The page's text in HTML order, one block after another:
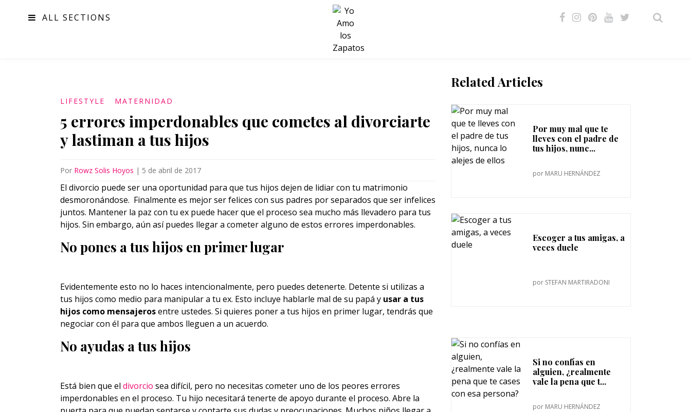
ALL SECTIONS
SALUD
LIFESTYLE MATERNIDAD
5 errores imperdonables que cometes al divorciarte
y lastiman a tus hijos
Por Rowz Solis Hoyos | 5 de abril de 2017
El divorcio puede ser una oportunidad para que tus hijos dejen de lidiar con tu matrimonio
desmoronándose. Finalmente es mejor ser felices con sus padres por separados que ser infelices
juntos. Mantener la paz con tu ex puede hacer que el proceso sea mucho más llevadero para tus
hijos. Sin embargo, aún así puedes llegar a cometer alguno de estos errores imperdonables.
No pones a tus hijos en primer lugar
Evidentemente esto no lo haces intencionalmente, pero puedes detenerte. Detente si utilizas a
tus hijos como medio para manipular a tu ex. Esto incluye hablarle mal de su papá y usar a tus
hijos como mensajerosentre ustedes. Si quieres poner a tus hijos en primer lugar, tendrás que
negociar con él para que ambos lleguen a un acuerdo.
No ayudas a tus hijos
Está bien que el divorcio sea difícil, pero no necesitas cometer uno de los peores errores
imperdonables en el proceso. Tu hijo necesitará tenerte de apoyo durante el proceso. Abre la
Related Articles
Por muy mal que te
lleves con el padre de
tus hijos, nunc...
por MARU HERNÁNDEZ
Escoger a tus amigas, a
veces duele
por STEFAN MARTIRADONI
Si no confías en
alguien, ¿realmente
vale la pena que t...
por MARU HERNÁNDEZ